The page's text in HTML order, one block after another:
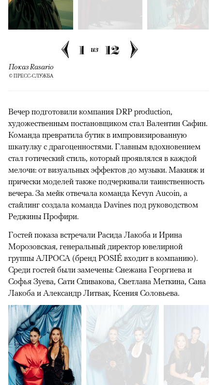
1 из 12
Показ Rasario
© ПРЕСС-СЛУЖБА
Вечер подготовили компания DRP production,
художественным постановщиком стал Валентин Сафин.
Команда превратила бутик в импровизированную
шкатулку с драгоценностями. Главным вдохновением
стал готический стиль, который проявлялся в каждой
мелочи: от визуальных эффектов до музыки. Макияж и
прически моделей также подчеркивали таинственность
вечера. За мейк отвечала команда Kevyn Aucoin, а
стайлинг создала команда Davines под руководством
Реджины Профири.
00:00 / 00:00
Гостей показа встречали Расида Лакоба и Ирина
Морозовская, генеральный директор ювелирной
группы АЛРОСА (бренд POSIÉ входит в компанию).
Среди гостей были замечены: Снежана Георгиева и
Софья Зуева, Сати Спивакова, Светлана Меткина, Сана
Лакоба и Александр Литвак, Ксения Соловьева.